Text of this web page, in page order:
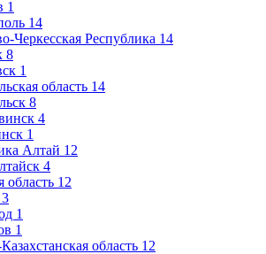
1
14
Черкесская Республика 14
8
1
область 14
8
4
1
Алтай 12
4
область 12
3
1
1
область 12